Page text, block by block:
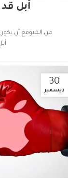
أبل
من المتوقع أن
30
ديسمبر